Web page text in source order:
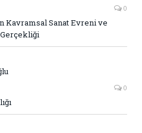
0
Kavramsal Sanat Evreni ve
0